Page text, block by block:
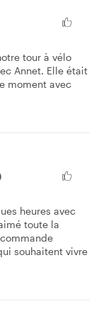
tour à vélo
Annet. Elle était
moment avec
heures avec
toute la
souhaitent vivre